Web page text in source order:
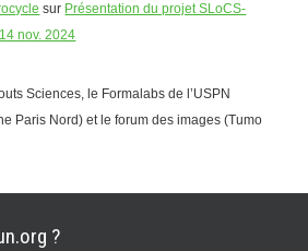
sur Présentation du projet SLoCS-
nov. 2024
Sciences, le Formalabs de l’USPN
Paris Nord) et le forum des images (Tumo
?